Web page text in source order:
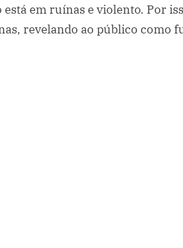
em ruínas e violento. Por
revelando ao público como